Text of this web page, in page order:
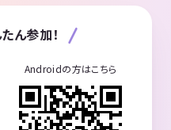
ん参加！
Androidの方はこちら